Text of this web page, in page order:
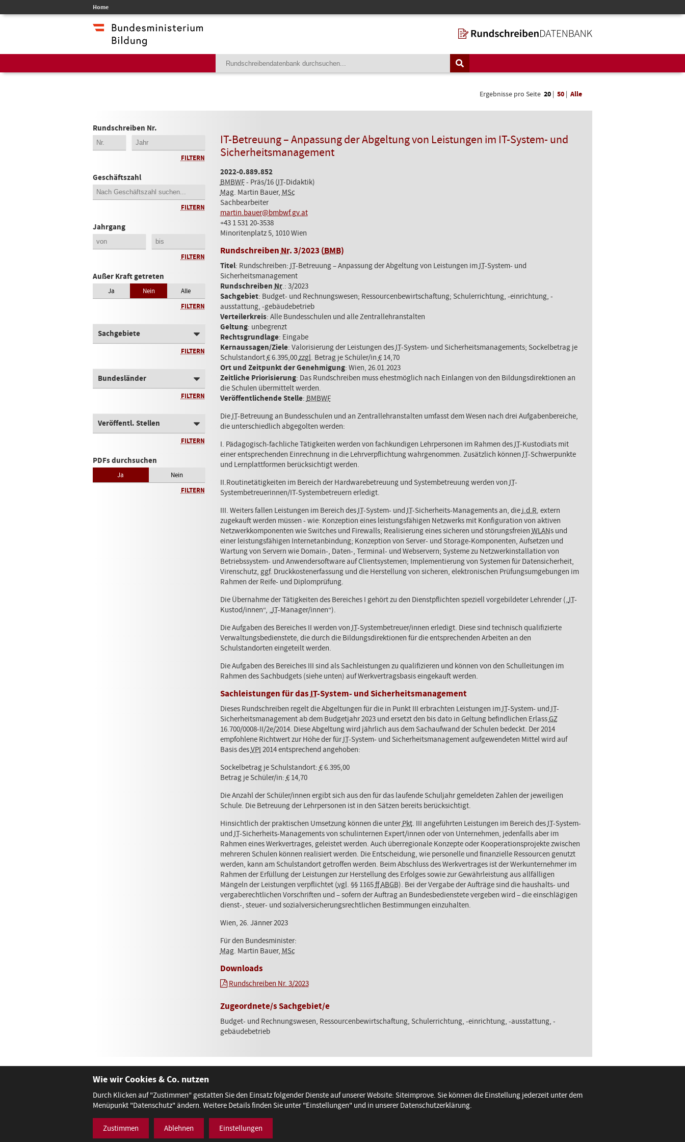
Home
Ergebnisse pro Seite 20 | 50 | Alle
Rundschreiben Nr.
FILTERN
Geschäftszahl
FILTERN
Jahrgang
FILTERN
Außer Kraft getreten
Ja Nein
Alle
FILTERN
Sachgebiete
FILTERN
Bundesländer
FILTERN
Veröffentl. Stellen
FILTERN
PDFs durchsuchen
Ja
Nein
FILTERN
IT-Betreuung – Anpassung der Abgeltung von Leistungen im IT-System- und
Sicherheitsmanagement
2022-0.889.852
BMBWF- Präs/16 (IT-Didaktik)
Mag. Martin Bauer,MSc
Sachbearbeiter
martin.bauer@bmbwf.gv.at
+43 1 531 20-3538
Minoritenplatz 5, 1010 Wien
RundschreibenNr. 3/2023 (BMB)
Titel: Rundschreiben:IT-Betreuung – Anpassung der Abgeltung von Leistungen imIT-System- und
Sicherheitsmanagement
RundschreibenNr.: 3/2023
Sachgebiet: Budget- und Rechnungswesen; Ressourcenbewirtschaftung; Schulerrichtung, -einrichtung, -
ausstattung, -gebäudebetrieb
Verteilerkreis: Alle Bundesschulen und alle Zentrallehranstalten
Geltung: unbegrenzt
Rechtsgrundlage: Eingabe
Kernaussagen/Ziele: Valorisierung der Leistungen desIT-System- und Sicherheitsmanagements; Sockelbetrag je
Schulstandort€6.395,00zzgl. Betrag je Schüler/in€14,70
Ort und Zeitpunkt der Genehmigung: Wien, 26.01.2023
Zeitliche Priorisierung: Das Rundschreiben muss ehestmöglich nach Einlangen von den Bildungsdirektionen an
die Schulen übermittelt werden.
Veröffentlichende Stelle:BMBWF
DieIT-Betreuung an Bundesschulen und an Zentrallehranstalten umfasst dem Wesen nach drei Aufgabenbereiche,
die unterschiedlich abgegolten werden:
I. Pädagogisch-fachliche Tätigkeiten werden von fachkundigen Lehrpersonen im Rahmen desIT-Kustodiats mit
einer entsprechenden Einrechnung in die Lehrverpflichtung wahrgenommen. Zusätzlich könnenIT-Schwerpunkte
und Lernplattformen berücksichtigt werden.
II.Routinetätigkeiten im Bereich der Hardwarebetreuung und Systembetreuung werden vonIT-
Systembetreuerinnen/IT-Systembetreuern erledigt.
III. Weiters fallen Leistungen im Bereich desIT-System- undIT-Sicherheits-Managements an, diei.d.R. extern
zugekauft werden müssen - wie: Konzeption eines leistungsfähigen Netzwerks mit Konfiguration von aktiven
Netzwerkkomponenten wie Switches und Firewalls; Realisierung eines sicheren und störungsfreienWLANs und
einer leistungsfähigen Internetanbindung; Konzeption von Server- und Storage-Komponenten, Aufsetzen und
Wartung von Servern wie Domain-, Daten-, Terminal- und Webservern; Systeme zu Netzwerkinstallation von
Betriebssystem- und Anwendersoftware auf Clientsystemen; Implementierung von Systemen für Datensicherheit,
Virenschutz, ggf. Druckkostenerfassung und die Herstellung von sicheren, elektronischen Prüfungsumgebungen im
Rahmen der Reife- und Diplomprüfung.
Die Übernahme der Tätigkeiten des Bereiches I gehört zu den Dienstpflichten speziell vorgebildeter Lehrender („IT-
Kustod/innen“, „IT-Manager/innen“).
Die Aufgaben des Bereiches II werden vonIT-Systembetreuer/innen erledigt. Diese sind technisch qualifizierte
Verwaltungsbedienstete, die durch die Bildungsdirektionen für die entsprechenden Arbeiten an den
Schulstandorten eingeteilt werden.
Die Aufgaben des Bereiches III sind als Sachleistungen zu qualifizieren und können von den Schulleitungen im
Rahmen des Sachbudgets (siehe unten) auf Werkvertragsbasis eingekauft werden.
Sachleistungen für dasIT-System- und Sicherheitsmanagement
Dieses Rundschreiben regelt die Abgeltungen für die in Punkt III erbrachten Leistungen imIT-System- undIT-
Sicherheitsmanagement ab dem Budgetjahr 2023 und ersetzt den bis dato in Geltung befindlichen ErlassGZ
16.700/0008-II/2e/2014. Diese Abgeltung wird jährlich aus dem Sachaufwand der Schulen bedeckt. Der 2014
empfohlene Richtwert zur Höhe der fürIT-System- und Sicherheitsmanagement aufgewendeten Mittel wird auf
Basis desVPI 2014 entsprechend angehoben:
Sockelbetrag je Schulstandort:€6.395,00
Betrag je Schüler/in:€14,70
Die Anzahl der Schüler/innen ergibt sich aus den für das laufende Schuljahr gemeldeten Zahlen der jeweiligen
Schule. Die Betreuung der Lehrpersonen ist in den Sätzen bereits berücksichtigt.
Hinsichtlich der praktischen Umsetzung können die unterPkt. III angeführten Leistungen im Bereich desIT-System-
undIT-Sicherheits-Managements von schulinternen Expert/innen oder von Unternehmen, jedenfalls aber im
Rahmen eines Werkvertrages, geleistet werden. Auch überregionale Konzepte oder Kooperationsprojekte zwischen
mehreren Schulen können realisiert werden. Die Entscheidung, wie personelle und finanzielle Ressourcen genutzt
werden, kann am Schulstandort getroffen werden. Beim Abschluss des Werkvertrages ist der Werkunternehmer im
Rahmen der Erfüllung der Leistungen zur Herstellung des Erfolges sowie zur Gewährleistung aus allfälligen
Mängeln der Leistungen verpflichtet (vgl. §§1165ffABGB). Bei der Vergabe der Aufträge sind die haushalts- und
vergaberechtlichen Vorschriften und – sofern der Auftrag an Bundesbedienstete vergeben wird – die einschlägigen
dienst-, steuer- und sozialversicherungsrechtlichen Bestimmungen einzuhalten.
Wien, 26. Jänner 2023
Für den Bundesminister:
Mag. Martin Bauer,MSc
Downloads
Rundschreiben Nr. 3/2023
Zugeordnete/s Sachgebiet/e
Budget- und Rechnungswesen, Ressourcenbewirtschaftung, Schulerrichtung, -einrichtung, -ausstattung, -
gebäudebetrieb
1010 Wien, Minoritenplatz 5
T +43 1 53120-0|redaktion@bmb.gv.at
Impressum
Wie wir Cookies & Co. nutzen
Durch Klicken auf "Zustimmen" gestatten Sie den Einsatz folgender Dienste auf unserer Website: Siteimprove. Sie können die Einstellung jederzeit unter dem
Menüpunkt "Datenschutz" ändern. Weitere Details finden Sie unter "Einstellungen" und in unserer Datenschutzerklärung.
Zustimmen Ablehnen Einstellungen